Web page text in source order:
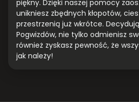
piękny. Dzięki naszej pomocy
unikniesz zbędnych kłopotów,
przestrzenią już wkrótce.
Pogwizdów, nie tylko odmienisz
również zyskasz pewność, że
jak należy!